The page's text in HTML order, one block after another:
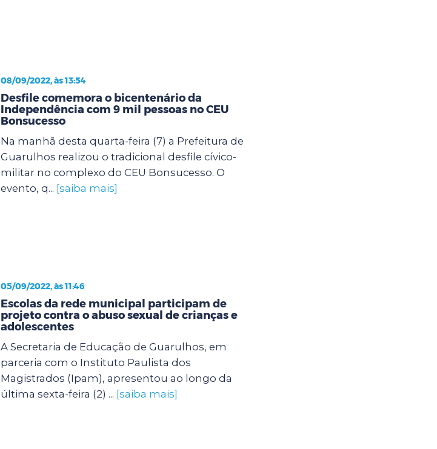
08/09/2022, às 13:54
Desfile comemora o bicentenário da
Independência com 9 mil pessoas no CEU
Bonsucesso
Na manhã desta quarta-feira (7) a Prefeitura de
Guarulhos realizou o tradicional desfile cívico-
militar no complexo do CEU Bonsucesso. O
evento, q... [saiba mais]
05/09/2022, às 11:46
Escolas da rede municipal participam de
projeto contra o abuso sexual de crianças e
adolescentes
A Secretaria de Educação de Guarulhos, em
parceria com o Instituto Paulista dos
Magistrados (Ipam), apresentou ao longo da
última sexta-feira (2) ... [saiba mais]